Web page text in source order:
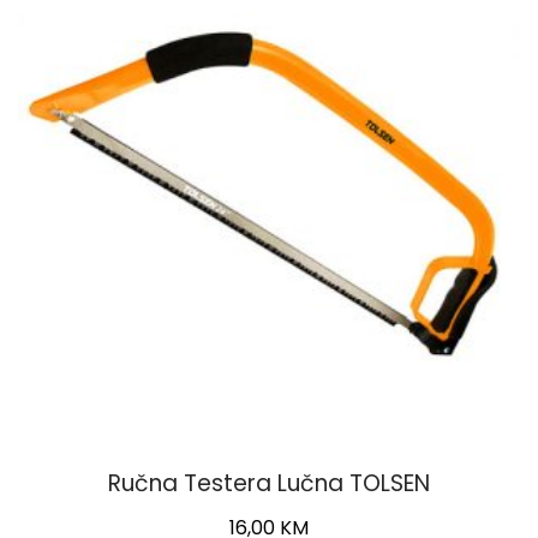
Ručna Testera Lučna TOLSEN
16,00 KM